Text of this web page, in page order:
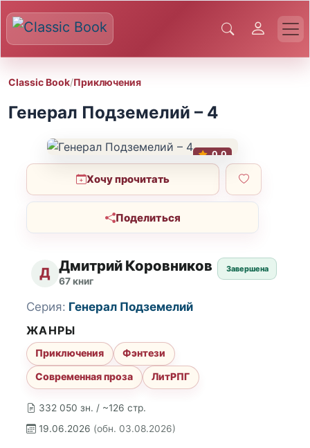
Classic Book/Приключения
Генерал Подземелий – 4
0.0
Хочу прочитать
Поделиться
Д Дмитрий Коровников
67 книг
Завершена
332 050 зн. / ~126 стр.
19.06.2026 (обн. 03.08.2026)
Серия: Генерал Подземелий
ЖАНРЫ
Приключения
Фэнтези
Современная проза
ЛитРПГ